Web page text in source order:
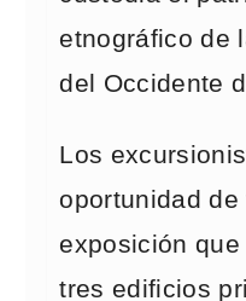
etnográfico de
del Occidente
Los
oportunidad
exposición
tres edificios